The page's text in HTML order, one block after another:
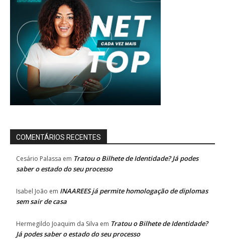
COMENTÁRIOS RECENTES
Cesário Palassa em Tratou o Bilhete de Identidade? Já podes
saber o estado do seu processo
Isabel João em INAAREES já permite homologação de diplomas
sem sair de casa
Hermegildo Joaquim da Silva em Tratou o Bilhete de Identidade?
Já podes saber o estado do seu processo